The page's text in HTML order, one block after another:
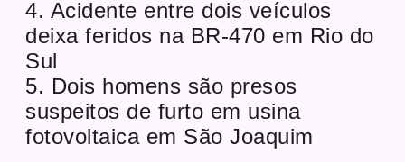
4. Acidente entre dois veículos
deixa feridos na BR-470 em Rio do
Sul
5. Dois homens são presos
suspeitos de furto em usina
fotovoltaica em São Joaquim